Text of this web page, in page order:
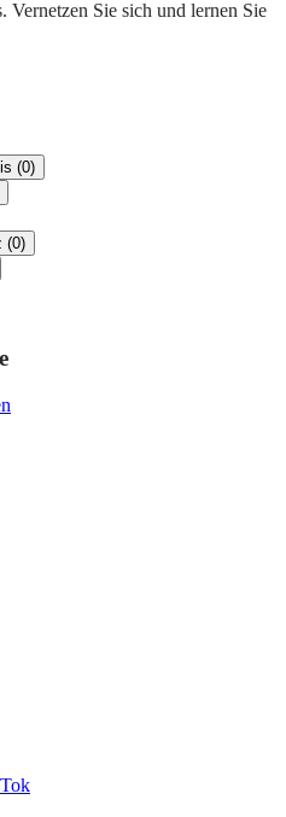
Vernetzen Sie sich und lernen Sie
(0)
(0)